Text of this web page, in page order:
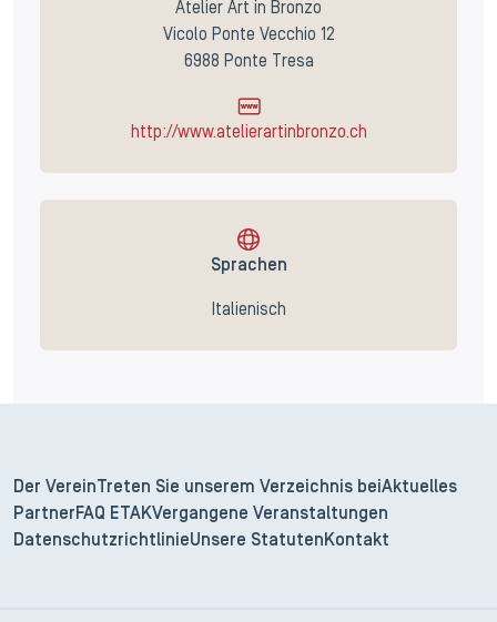
Atelier Art in Bronzo
Vicolo Ponte Vecchio 12
6988 Ponte Tresa
http://www.atelierartinbronzo.ch
Sprachen
Italienisch
Der Verein Treten Sie unserem Verzeichnis bei Aktuelles
Partner FAQ ETAKVergangene Veranstaltungen
DatenschutzrichtlinieUnsere Statuten Kontakt